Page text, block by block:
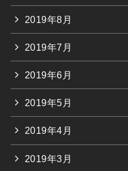
2019年8月
2019年7月
2019年6月
2019年5月
2019年4月
2019年3月